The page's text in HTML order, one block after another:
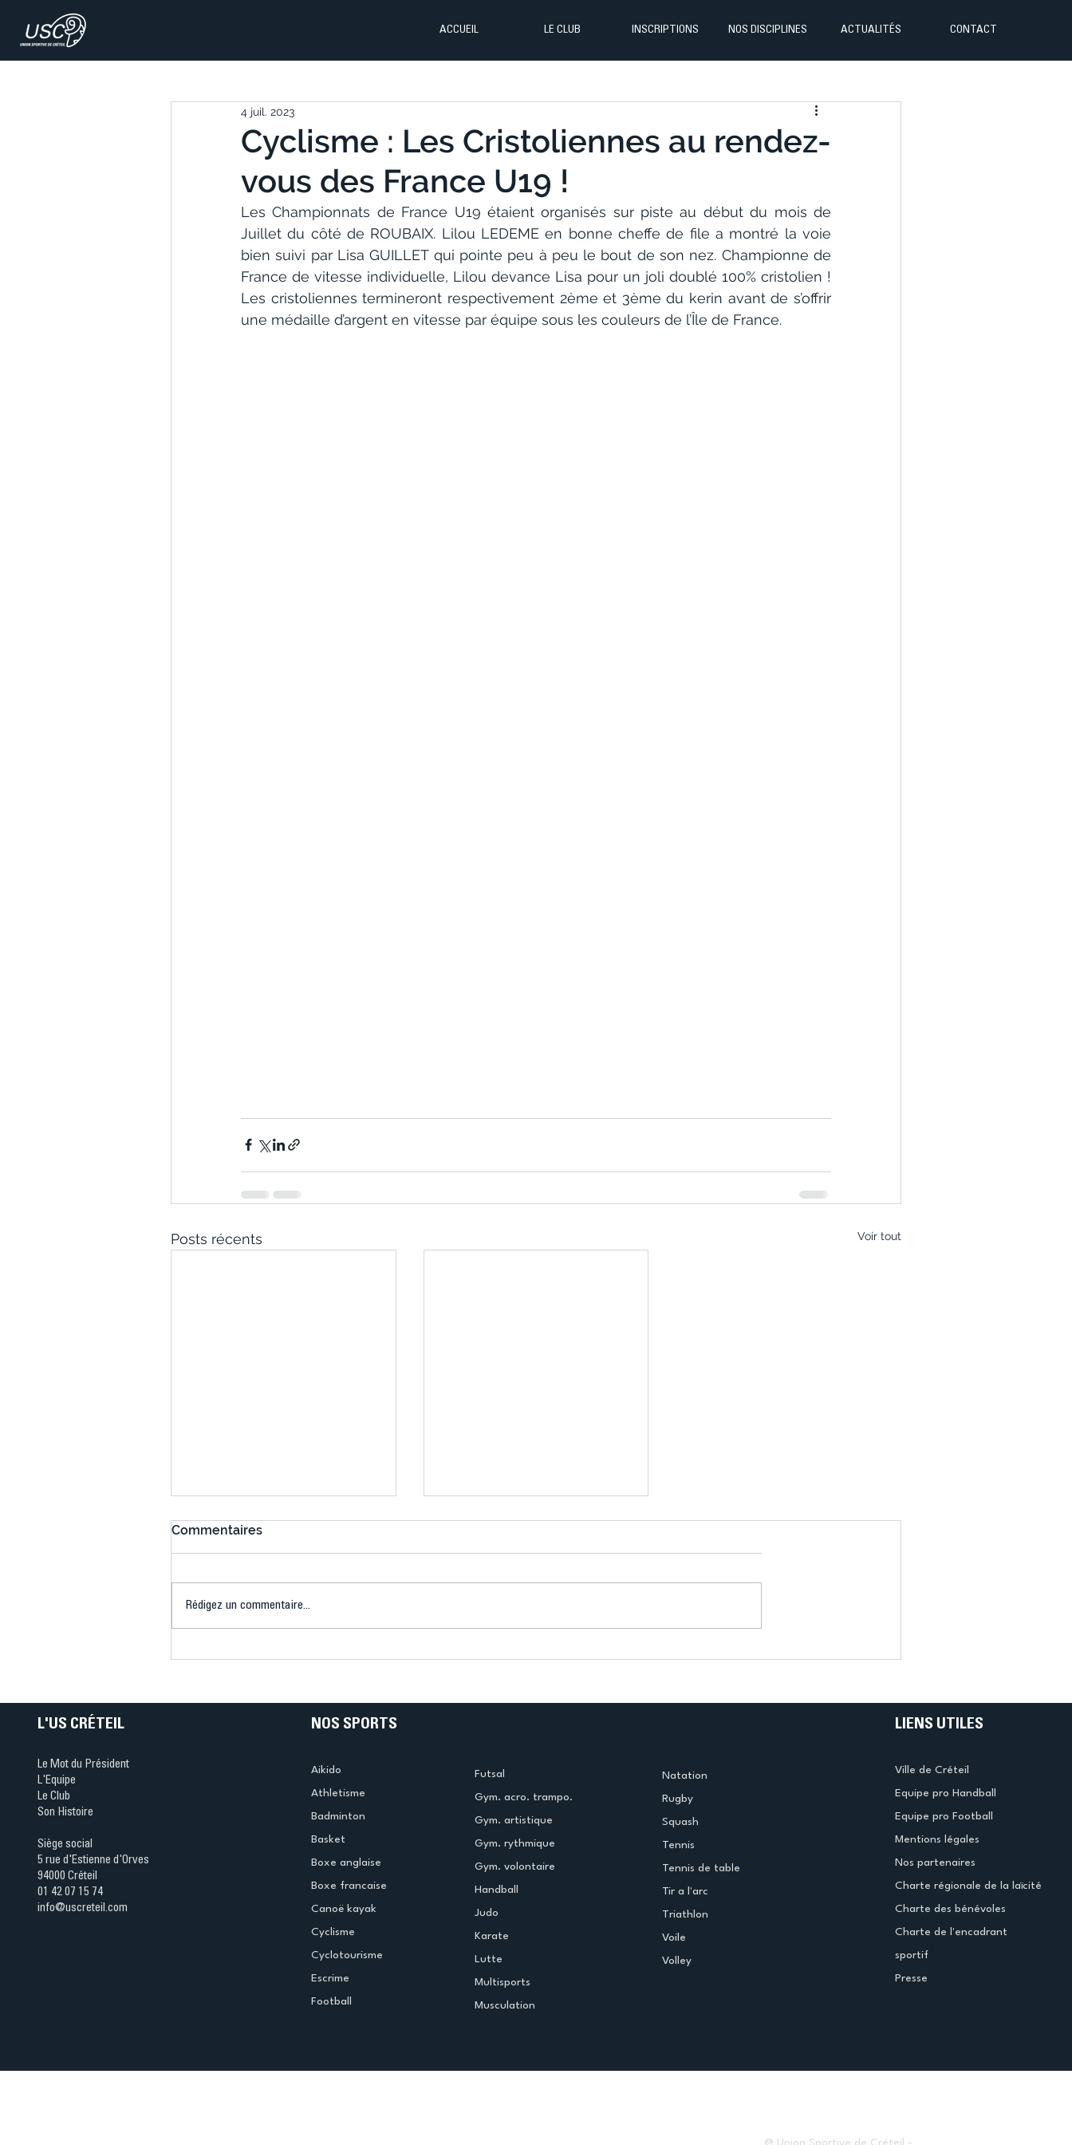
ACCUEIL LE CLUB INSCRIPTIONS NOS DISCIPLINES ACTUALITÉS CONTACT
Cyclisme : Les Cristoliennes au rendez-
vous des France U19 !
4 juil. 2023
Les Championnats de France U19 étaient organisés sur piste au début du mois de
Juillet du côté de ROUBAIX. Lilou LEDEME en bonne cheffe de file a montré la voie
bien suivi par Lisa GUILLET qui pointe peu à peu le bout de son nez. Championne de
France de vitesse individuelle, Lilou devance Lisa pour un joli doublé 100% cristolien !
Les cristoliennes termineront respectivement 2ème et 3ème du kerin avant de s’offrir
une médaille d’argent en vitesse par équipe sous les couleurs de l’Île de France.
Posts récents Voir tout
Ping ? Quand le tennis de
termine la saison en
Commentaires
Rédigez un commentaire...
L'US CRÉTEIL
Le Mot du Président
L'Equipe
Le Club
Son Histoire
Siège social
5 rue d'Estienne d'Orves
94000 Créteil
01 42 07 15 74
info@uscreteil.com
NOS SPORTS
Aikido
Athletisme
Badminton
Basket
Boxe anglaise
Boxe francaise
Canoë kayak
Cyclisme
Cyclotourisme
Escrime
Football
Futsal
Gym. acro. trampo.
Gym. artistique
Gym. rythmique
Gym. volontaire
Handball
Judo
Karate
Lutte
Multisports
Musculation
Natation
Rugby
Squash
Tennis
Tennis de table
Tir a l'arc
Triathlon
Voile
Volley
LIENS UTILES
Ville de Créteil
Equipe pro Handball
Equipe pro Football
Mentions légales
Nos partenaires
Charte régionale de la laïcité
Charte des bénévoles
Charte de l'encadrant
sportif
Presse
@ Union Sportive de Créteil -